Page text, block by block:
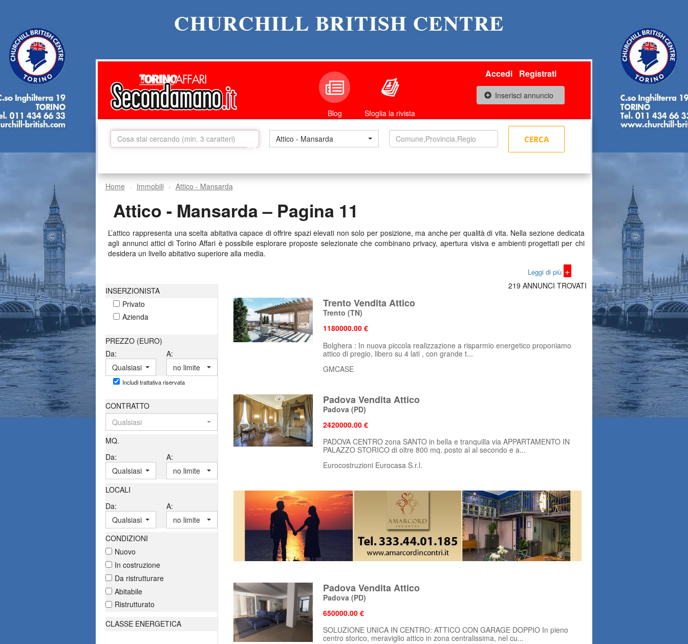
Blog Sfoglia la rivista
Accedi Registrati
Inserisci annuncio
Attico - Mansarda
Home Immobili Attico - Mansarda
Attico - Mansarda – Pagina 11
L’attico rappresenta una scelta abitativa capace di offrire spazi elevati non solo per posizione, ma anche per qualità di vita. Nella sezione dedicata
agli annunci attici di Torino Affari è possibile esplorare proposte selezionate che combinano privacy, apertura visiva e ambienti progettati per chi
desidera un livello abitativo superiore alla media.
Spazi che elevano l’esperienza abitativa<
Gli attici presenti sul portale includono soluzioni dalle caratteristiche molto diverse tra loro: abitazioni contemporanee con terrazze ampie e
predisposte alla vita all’aperto, oppure proprietà riqualificate che conservano elementi storici e dettagli architettonici di pregio. Ogni scheda
descrittiva offre una panoramica completa su dimensioni, dotazioni e servizi della casa, così da supportare una valutazione chiara dell’immobile.
Per chi desidera ambienti altrettanto ricercati, sono disponibili anche
Un investimento che cresce nel tempo
Optare per un attico significa investire in un immobile capace di mantenere valore e appeal nel lungo periodo. La sezione attici di Torino Affari
abitativa di alto profilo e pensata per offrire continuità, comfort e prestigio.
Leggi di più +
INSERZIONISTA
Privato
Azienda
PREZZO (EURO)
Da:
A:
Qualsiasi
no limite
Includi trattativa riservata
CONTRATTO
Qualsiasi
MQ.
Da:
A:
Qualsiasi
no limite
LOCALI
Da:
A:
Qualsiasi
no limite
CONDIZIONI
Nuovo
In costruzione
Da ristrutturare
Abitabile
Ristrutturato
CLASSE ENERGETICA
219 ANNUNCI TROVATI
Trento Vendita Attico
Trento (TN)
1180000.00 €
Bolghera : In nuova piccola realizzazione a risparmio energetico proponiamo
attico di pregio, libero su 4 lati , con grande t...
GMCASE
Padova Vendita Attico
Padova (PD)
2420000.00 €
PADOVA CENTRO zona SANTO in bella e tranquilla via APPARTAMENTO IN
PALAZZO STORICO di oltre 800 mq. posto al al secondo e a...
Eurocostruzioni Eurocasa S.r.l.
Padova Vendita Attico
Padova (PD)
650000.00 €
SOLUZIONE UNICA IN CENTRO: ATTICO CON GARAGE DOPPIO In pieno
centro storico, meraviglio attico in zona centralissima, nel cu...